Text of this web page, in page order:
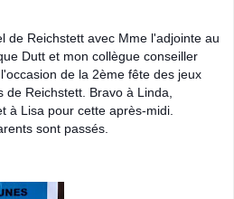
de Reichstett avec Mme l'adjointe au
Dutt et mon collègue conseiller
de la 2ème fête des jeux
de Reichstett. Bravo à Linda,
à Lisa pour cette après-midi.
sont passés.